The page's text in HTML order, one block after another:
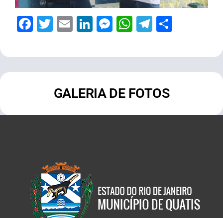
Facebook
Twitter
EmailLinkedIn
Messenger
WhatsApp
Telegram
GALERIA DE FOTOS